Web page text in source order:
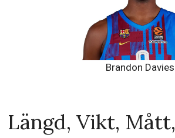
Brandon Davies
Längd, Vikt, Mått,